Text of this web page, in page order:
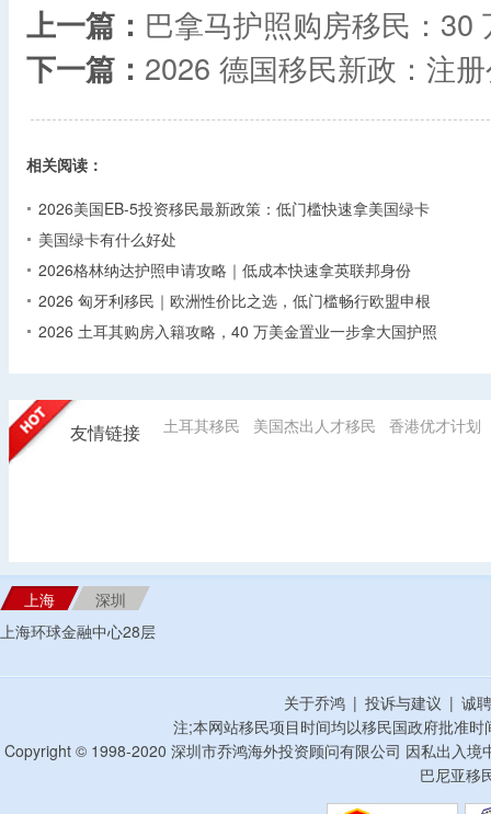
上一篇： 巴拿马护照购房移民：30
下一篇： 2026 德国移民新政：注
相关阅读：
2026美国EB-5投资移民最新政策：低门槛快速拿美国绿卡
美国绿卡有什么好处
2026格林纳达护照申请攻略｜低成本快速拿英联邦身份
2026 匈牙利移民｜欧洲性价比之选，低门槛畅行欧盟申根
2026 土耳其购房入籍攻略，40 万美金置业一步拿大国护照
友情链接 土耳其移民 美国杰出人才移民 香港优才计划
上海
深圳
上海环球金融中心28层
关于乔鸿 | 投诉与建议 | 诚
注;本网站移民项目时间均以移民国政府批准
Copyright © 1998-2020 深圳市乔鸿海外投资顾问有限公司 因私出入
巴尼亚移